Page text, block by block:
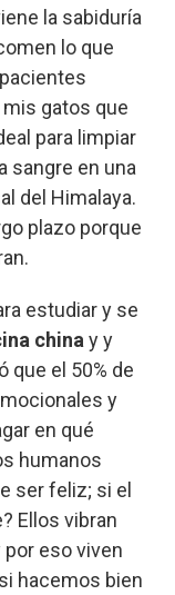
la sabiduría
lo que
gatos que
para limpiar
sangre en una
del Himalaya.
plazo porque
estudiar y se
china y y
que el 50% de
y
en qué
humanos
ser feliz; si el
Ellos vibran
eso viven
hacemos bien